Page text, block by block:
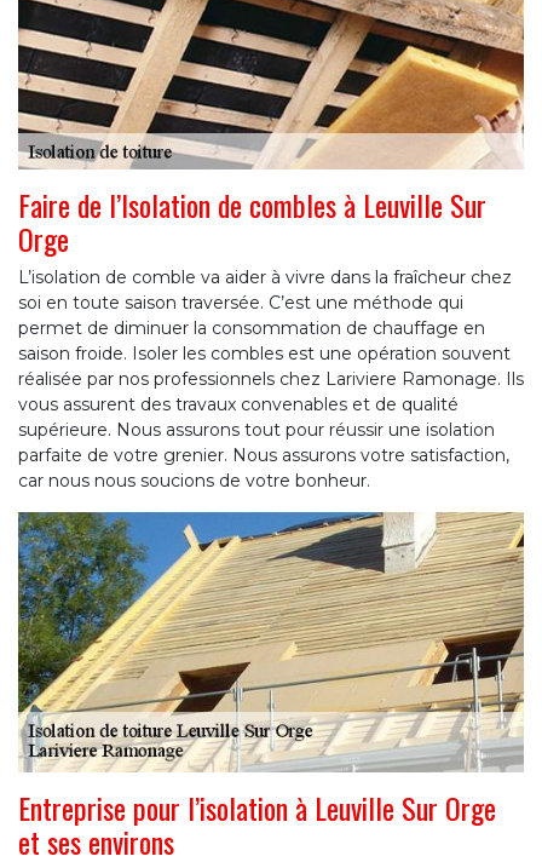
Faire de l’Isolation de combles à Leuville Sur
Orge
L’isolation de comble va aider à vivre dans la fraîcheur chez
soi en toute saison traversée. C’est une méthode qui
permet de diminuer la consommation de chauffage en
saison froide. Isoler les combles est une opération souvent
réalisée par nos professionnels chez Lariviere Ramonage. Ils
vous assurent des travaux convenables et de qualité
supérieure. Nous assurons tout pour réussir une isolation
parfaite de votre grenier. Nous assurons votre satisfaction,
car nous nous soucions de votre bonheur.
Entreprise pour l’isolation à Leuville Sur Orge
et ses environs